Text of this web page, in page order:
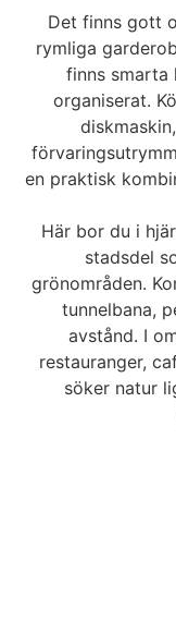
Det finns gott
rymliga
finns smarta
organiserat.
en praktisk
Här bor du i
stadsdel
grönområden.
tunnelbana,
avstånd. I
restauranger,
söker natur